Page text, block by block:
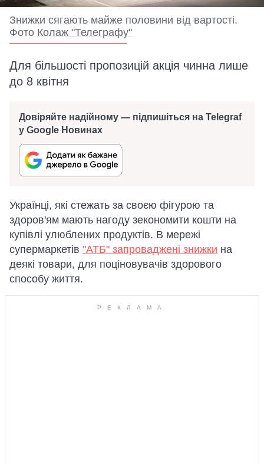
Знижки сягають майже половини від вартості.
Фото Колаж "Телеграфу"
Для більшості пропозицій акція чинна лише
до 8 квітня
Довіряйте надійному — підпишіться на Telegraf
у Google Новинах
Українці, які стежать за своєю фігурою та
здоров'ям мають нагоду зекономити кошти на
купівлі улюблених продуктів. В мережі
супермаркетів "АТБ" запроваджені знижки на
деякі товари, для поціновувачів здорового
способу життя.